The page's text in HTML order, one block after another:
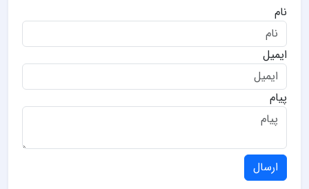
نام
ایمیل
پیام
ارسال